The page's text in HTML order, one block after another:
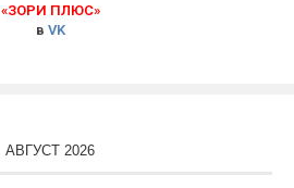
«ЗОРИ ПЛЮС»
в VK
АВГУСТ 2026